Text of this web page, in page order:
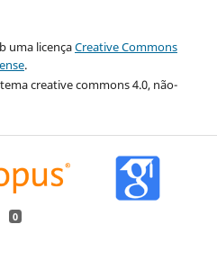
uma licençaCreative Commons
.
creative commons 4.0, não-
0